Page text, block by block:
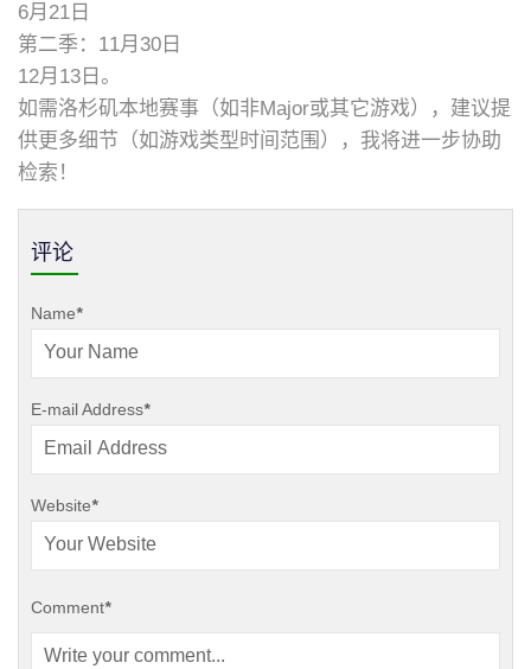
6月21日
第二季：11月30日
12月13日。
如需洛杉矶本地赛事（如非Major或其它游戏），建议提
供更多细节（如游戏类型时间范围），我将进一步协助
检索！
评论
Name*
E-mail Address*
Website*
Comment*